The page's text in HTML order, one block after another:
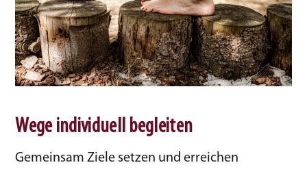
Wege individuell begleiten
Gemeinsam Ziele setzen und erreichen